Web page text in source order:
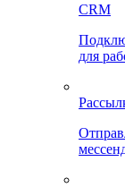
CRM
для